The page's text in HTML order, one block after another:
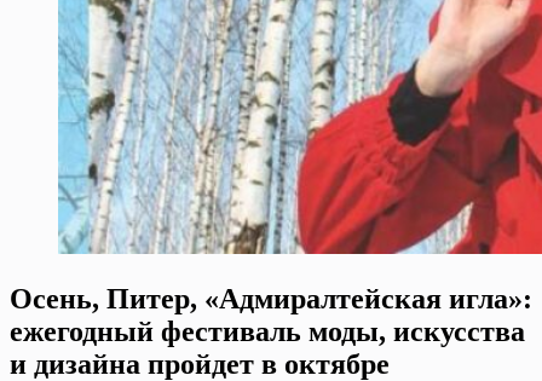
Осень, Питер, «Адмиралтейская игла»:
ежегодный фестиваль моды, искусства
и дизайна пройдет в октябре